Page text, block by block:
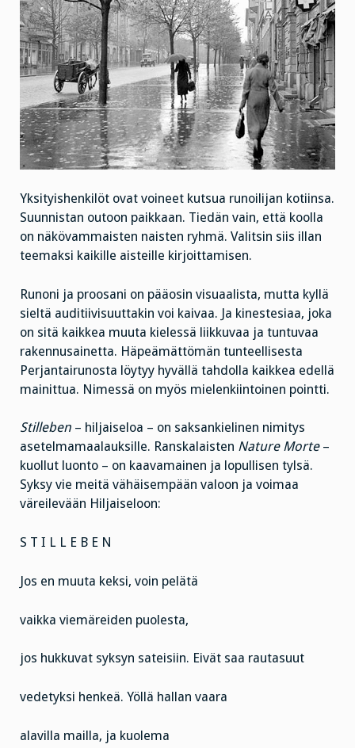
Yksityishenkilöt ovat voineet kutsua runoilijan kotiinsa.
Suunnistan outoon paikkaan. Tiedän vain, että koolla
on näkövammaisten naisten ryhmä. Valitsin siis illan
teemaksi kaikille aisteille kirjoittamisen.
Runoni ja proosani on pääosin visuaalista, mutta kyllä
sieltä auditiivisuuttakin voi kaivaa. Ja kinestesiaa, joka
on sitä kaikkea muuta kielessä liikkuvaa ja tuntuvaa
rakennusainetta. Häpeämättömän tunteellisesta
Perjantairunosta löytyy hyvällä tahdolla kaikkea edellä
mainittua. Nimessä on myös mielenkiintoinen pointti.
Stilleben – hiljaiseloa – on saksankielinen nimitys
asetelmamaalauksille. Ranskalaisten Nature Morte–
kuollut luonto – on kaavamainen ja lopullisen tylsä.
Syksy vie meitä vähäisempään valoon ja voimaa
väreilevään Hiljaiseloon:
S T I L L E B E N
Jos en muuta keksi, voin pelätä
vaikka viemäreiden puolesta,
jos hukkuvat syksyn sateisiin. Eivät saa rautasuut
vedetyksi henkeä. Yöllä hallan vaara
alavilla mailla, ja kuolema